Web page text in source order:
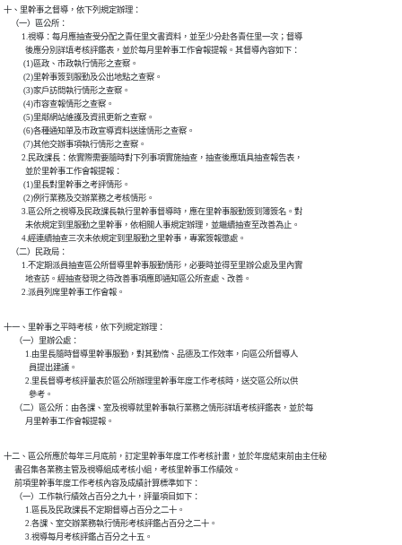
十、里幹事之督導，依下列規定辦理：
    （一）區公所：
          1.視導：每月應抽查受分配之責任里文書資料，並至少分赴各責任里一次；督導
            後應分別詳填考核評鑑表，並於每月里幹事工作會報提報。其督導內容如下：
           (1)區政、市政執行情形之查察。
           (2)里幹事簽到服勤及公出地點之查察。
           (3)家戶訪問執行情形之查察。
           (4)市容查報情形之查察。
           (5)里鄰網站維護及資訊更新之查察。
           (6)各種通知單及市政宣導資料送達情形之查察。
           (7)其他交辦事項執行情形之查察。
          2.民政課長：依實際需要隨時對下列事項實施抽查，抽查後應填具抽查報告表，
            並於里幹事工作會報提報：
           (1)里長對里幹事之考評情形。
           (2)例行業務及交辦業務之考核情形。
          3.區公所之視導及民政課長執行里幹事督導時，應在里幹事服勤簽到簿簽名。對
            未依規定到里服勤之里幹事，依相關人事規定辦理，並繼續抽查至改善為止。
          4.經連續抽查三次未依規定到里服勤之里幹事，專案簽報懲處。
    （二）民政局：
          1.不定期派員抽查區公所督導里幹事服勤情形，必要時並得至里辦公處及里內實
            地查訪。經抽查發現之待改善事項應即通知區公所查處、改善。
          2.派員列席里幹事工作會報。
十一、里幹事之平時考核，依下列規定辦理：
      （一）里辦公處：
            1.由里長隨時督導里幹事服勤，對其勤惰、品德及工作效率，向區公所督導人
              員提出建議。
            2.里長督導考核評量表於區公所辦理里幹事年度工作考核時，送交區公所以供
              參考。
      （二）區公所：由各課、室及視導就里幹事執行業務之情形詳填考核評鑑表，並於每
十二、區公所應於每年三月底前，訂定里幹事年度工作考核計畫，並於年度結束前由主任秘
      書召集各業務主管及視導組成考核小組，考核里幹事工作績效。
      前項里幹事年度工作考核內容及成績計算標準如下：
      （一）工作執行績效占百分之九十，評量項目如下：
            1.區長及民政課長不定期督導占百分之二十。
            2.各課、室交辦業務執行情形考核評鑑占百分之二十。
            3.視導每月考核評鑑占百分之十五。